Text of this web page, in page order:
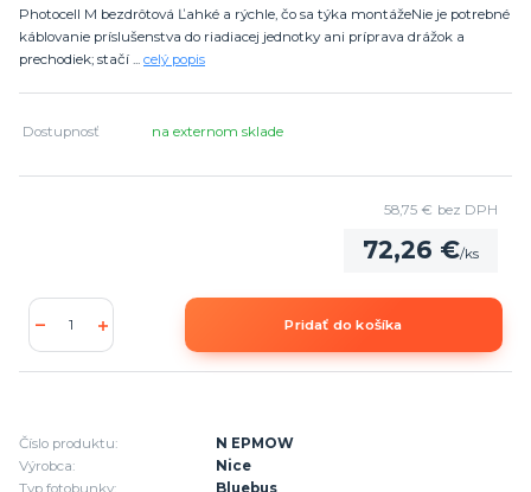
Photocell M bezdrôtová Ľahké a rýchle, čo sa týka montážeNie je potrebné
káblovanie príslušenstva do riadiacej jednotky ani príprava drážok a
prechodiek; stačí ... celý popis
Dostupnosť na externom sklade
72,26 €/ks
58,75 € bez DPH
Pridať do košíka
Číslo produktu:
N EPMOW
Výrobca:
Nice
Typ fotobunky:
Bluebus